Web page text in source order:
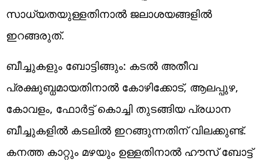
സാധ്യതയുള്ളതിനാൽ ജലാശയങ്ങളിൽ
ഇറങ്ങരുത്.
ബീച്ചുകളും ബോട്ടിങ്ങും: കടൽ അതീവ
പ്രക്ഷുബ്ധമായതിനാൽ കോഴിക്കോട്, ആലപ്പുഴ,
കോവളം, ഫോർട്ട് കൊച്ചി തുടങ്ങിയ പ്രധാന
ബീച്ചുകളിൽ കടലിൽ ഇറങ്ങുന്നതിന് വിലക്കുണ്ട്.
കനത്ത കാറ്റും മഴയും ഉള്ളതിനാൽ ഹൗസ് ബോട്ട്